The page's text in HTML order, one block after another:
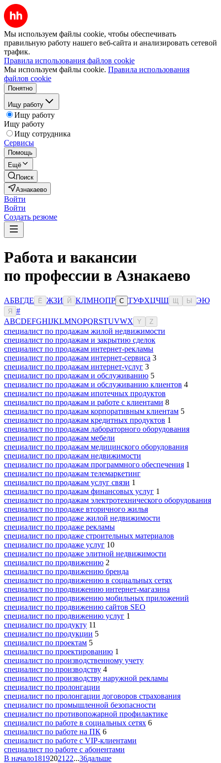
Мы используем файлы cookie, чтобы обеспечивать
правильную работу нашего веб-сайта и анализировать сетевой
трафик.
Правила использования файлов cookie
Мы используем файлы cookie. Правила использования
файлов cookie
Понятно
Ищу работу
Ищу работу
Ищу работу
Ищу сотрудника
Сервисы
Помощь
Ещё
Поиск
Азнакаево
Войти
Войти
Создать резюме
Работа и вакансии
по профессии в Азнакаево
АБВГДЕ Ё ЖЗИ Й КЛМНОПР С ТУФХЦЧШ Ы ЭЮ
Я
#
ABCDEFGHIJKLMNOPQRSTUVWX Y Z
специалист по продажам жилой недвижимости
специалист по продажам и закрытию сделок
специалист по продажам интернет-рекламы
специалист по продажам интернет-сервиса 3
специалист по продажам интернет-услуг 3
специалист по продажам и обслуживанию 5
специалист по продажам и обслуживанию клиентов 4
специалист по продажам ипотечных продуктов
специалист по продажам и работе с клиентами 8
специалист по продажам корпоративным клиентам 5
специалист по продажам кредитных продуктов 1
специалист по продажам лабораторного оборудования
специалист по продажам мебели
специалист по продажам медицинского оборудования
специалист по продажам недвижимости
специалист по продажам программного обеспечения 1
специалист по продажам телемаркетинг
специалист по продажам услуг связи 1
специалист по продажам финансовых услуг 1
специалист по продажам электротехнического оборудования
специалист по продаже вторичного жилья
специалист по продаже жилой недвижимости
специалист по продаже рекламы
специалист по продаже строительных материалов
специалист по продаже услуг 10
специалист по продаже элитной недвижимости
специалист по продвижению 2
специалист по продвижению бренда
специалист по продвижению в социальных сетях
специалист по продвижению интернет-магазина
специалист по продвижению мобильных приложений
специалист по продвижению сайтов SEO
специалист по продвижению услуг 1
специалист по продукту 11
специалист по продукции 5
специалист по проектам 5
специалист по проектированию 1
специалист по производственному учету
специалист по производству 4
специалист по производству наружной рекламы
специалист по пролонгации
специалист по пролонгации договоров страхования
специалист по промышленной безопасности
специалист по противопожарной профилактике
специалист по работе в социальных сетях 6
специалист по работе на ПК 6
специалист по работе с VIP-клиентами
специалист по работе с абонентами
В начало18192021 22...36дальше